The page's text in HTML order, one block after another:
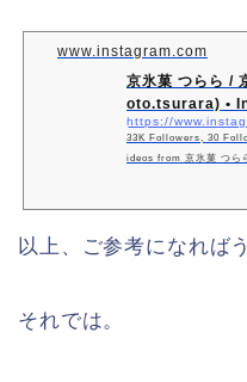
www.instagram.com
京氷菓 つらら /
oto.tsurara) •
https://
33K Followers, 30
ideos from 京氷菓 つら
以上、ご参考になれば
それでは。